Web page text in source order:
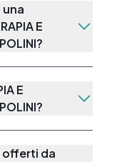
una
E
?
E
?
offerti da